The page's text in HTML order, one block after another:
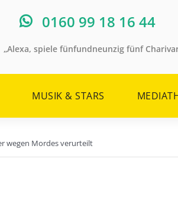
0160 99 18 16 44
„Alexa, spiele fünfundneunzig fünf
MUSIK & STARS
wegen Mordes verurteilt